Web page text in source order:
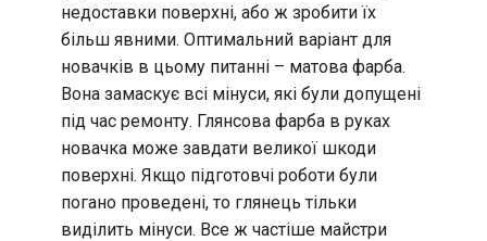
недоставки поверхні, або ж зробити їх
більш явними. Оптимальний варіант для
новачків в цьому питанні – матова фарба.
Вона замаскує всі мінуси, які були допущені
під час ремонту. Глянсова фарба в руках
новачка може завдати великої шкоди
поверхні. Якщо підготовчі роботи були
погано проведені, то глянець тільки
виділить мінуси. Все ж частіше майстри